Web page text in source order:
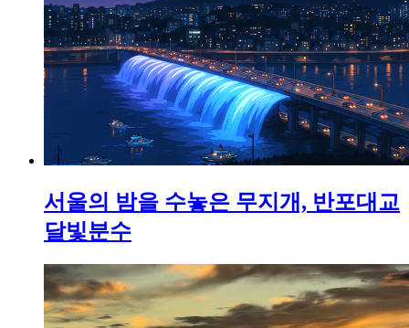
서울의 밤을 수놓은 무지개, 반포대교
달빛분수